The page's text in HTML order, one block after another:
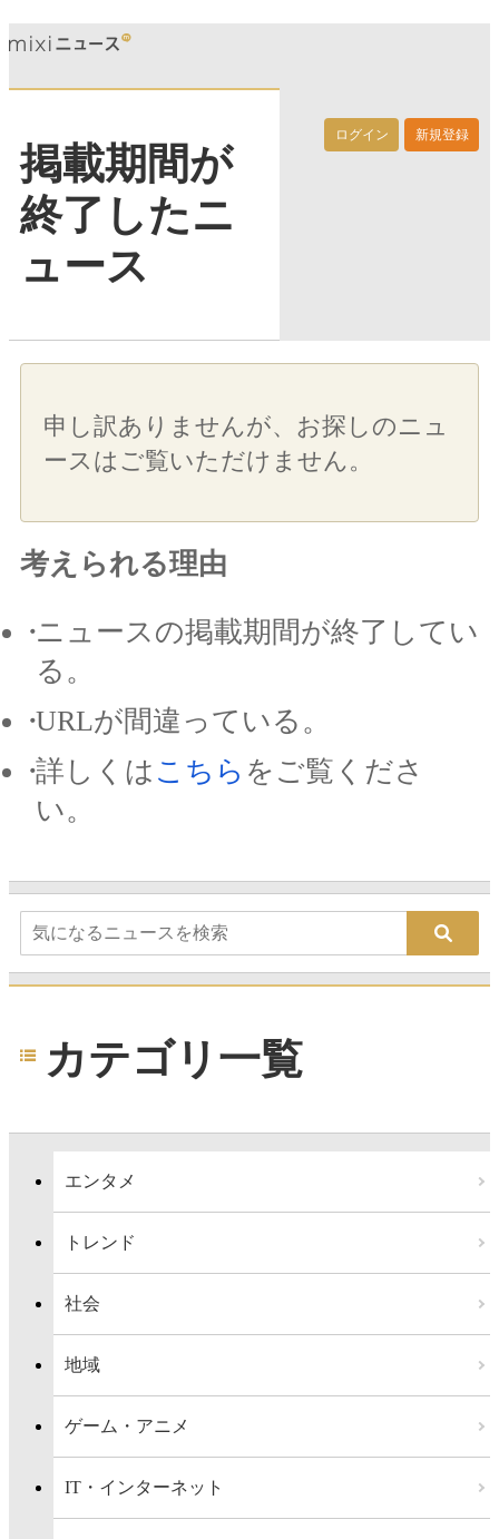
ログイン 新規登録
掲載期間が
終了したニ
ュース
申し訳ありませんが、お探しのニュ
ースはご覧いただけません。
考えられる理由
ニュースの掲載期間が終了してい
る。
URLが間違っている。
詳しくは こちら をご覧くださ
い。
カテゴリ一覧
エンタメ
トレンド
社会
地域
ゲーム・アニメ
IT・インターネット